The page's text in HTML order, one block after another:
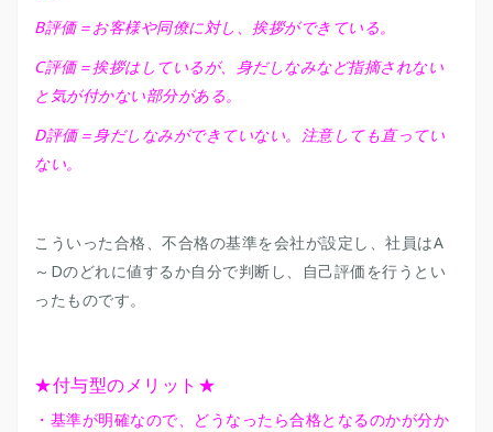
B評価＝お客様や同僚に対し、挨拶ができている。
C評価＝挨拶はしているが、身だしなみなど指摘されない
と気が付かない部分がある。
D評価＝身だしなみができていない。注意しても直ってい
ない。
こういった合格、不合格の基準を会社が設定し、社員はA
～Dのどれに値するか自分で判断し、自己評価を行うとい
ったものです。
★付与型のメリット★
・基準が明確なので、どうなったら合格となるのかが分か